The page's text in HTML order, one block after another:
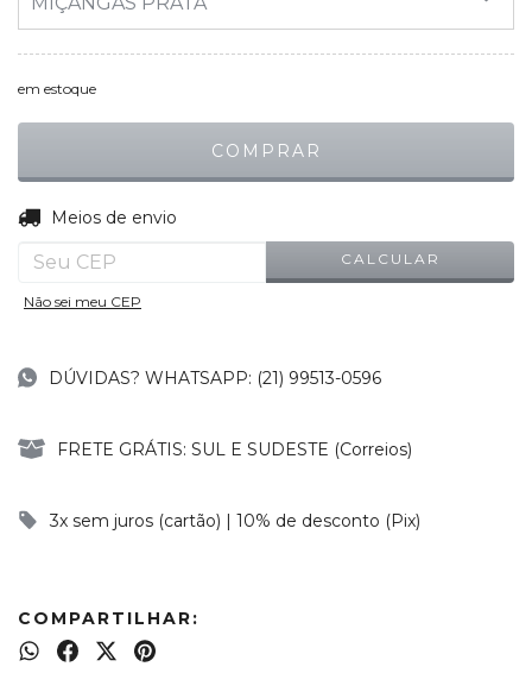
em estoque
Entregas para o CEP:
Meios de envio
CALCULAR
Não sei meu CEP
DÚVIDAS? WHATSAPP: (21) 99513-0596
FRETE GRÁTIS: SUL E SUDESTE (Correios)
3x sem juros (cartão) | 10% de desconto (Pix)
COMPARTILHAR: